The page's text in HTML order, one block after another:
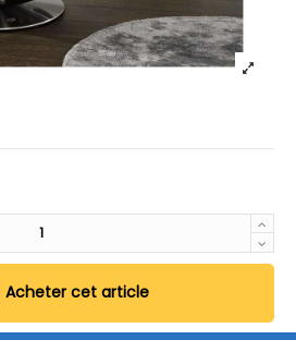
Acheter cet article